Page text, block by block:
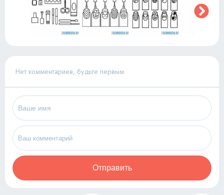
Нет комментариев, будьте первым
Отправить